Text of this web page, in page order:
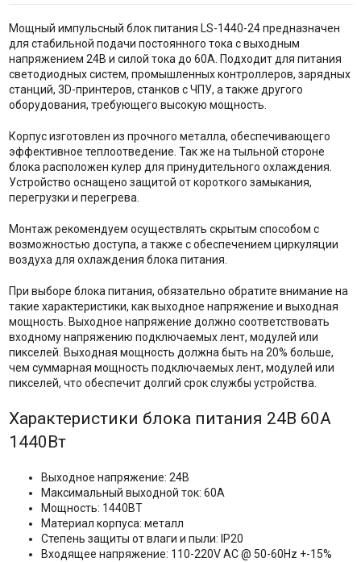
Мощный импульсный блок питания LS-1440-24 предназначен
для стабильной подачи постоянного тока с выходным
напряжением 24В и силой тока до 60А. Подходит для питания
светодиодных систем, промышленных контроллеров, зарядных
станций, 3D-принтеров, станков с ЧПУ, а также другого
оборудования, требующего высокую мощность.
Корпус изготовлен из прочного металла, обеспечивающего
эффективное теплоотведение. Так же на тыльной стороне
блока расположен кулер для принудительного охлаждения.
Устройство оснащено защитой от короткого замыкания,
перегрузки и перегрева.
Монтаж рекомендуем осуществлять скрытым способом с
возможностью доступа, а также с обеспечением циркуляции
воздуха для охлаждения блока питания.
При выборе блока питания, обязательно обратите внимание на
такие характеристики, как выходное напряжение и выходная
мощность. Выходное напряжение должно соответствовать
входному напряжению подключаемых лент, модулей или
пикселей. Выходная мощность должна быть на 20% больше,
чем суммарная мощность подключаемых лент, модулей или
пикселей, что обеспечит долгий срок службы устройства.
Характеристики блока питания 24В 60А
1440Вт
Выходное напряжение: 24В
Максимальный выходной ток: 60А
Мощность: 1440ВТ
Материал корпуса: металл
Степень защиты от влаги и пыли: IP20
Входящее напряжение: 110-220V AC @ 50-60Hz +-15%